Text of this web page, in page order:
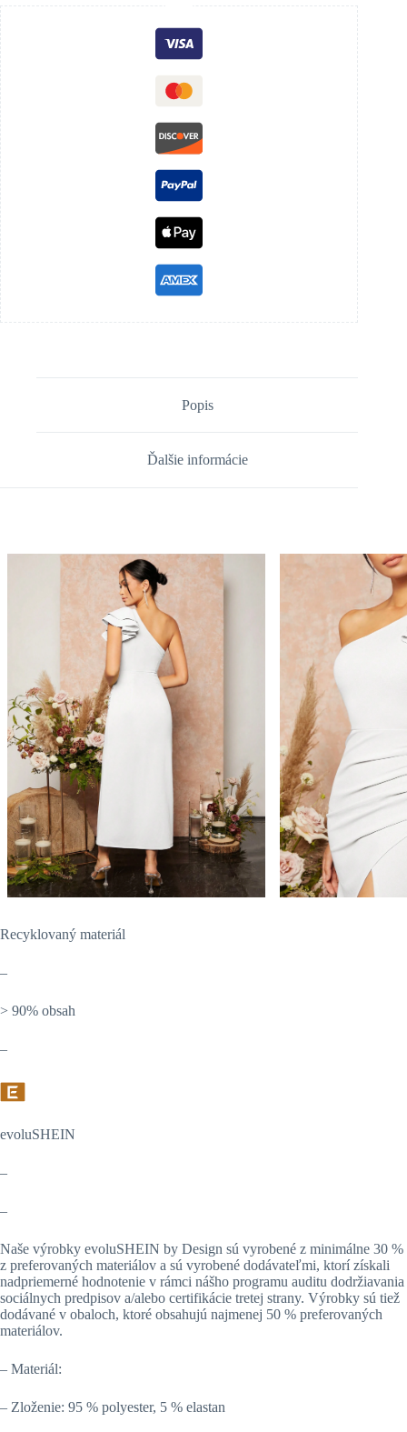
Popis
Ďalšie informácie
Recyklovaný materiál
–
> 90% obsah
–
evoluSHEIN
–
–
Naše výrobky evoluSHEIN by Design sú vyrobené z minimálne 30 %
z preferovaných materiálov a sú vyrobené dodávateľmi, ktorí získali
nadpriemerné hodnotenie v rámci nášho programu auditu dodržiavania
sociálnych predpisov a/alebo certifikácie tretej strany. Výrobky sú tiež
dodávané v obaloch, ktoré obsahujú najmenej 50 % preferovaných
materiálov.
– Materiál:
– Zloženie: 95 % polyester, 5 % elastan